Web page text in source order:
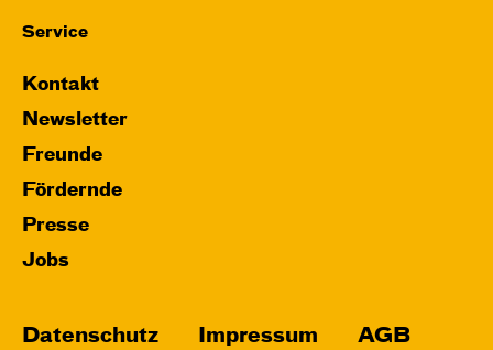
Service
Kontakt
Newsletter
Freunde
Fördernde
Presse
Jobs
Datenschutz Impressum AGB